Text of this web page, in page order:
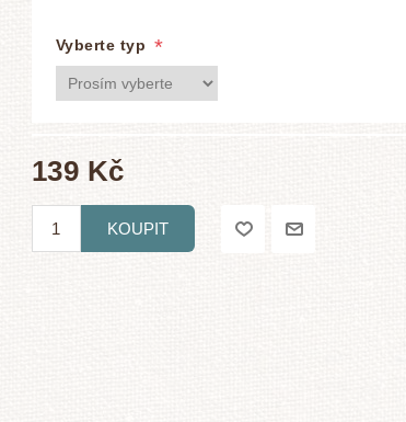
Vyberte typ *
139 Kč
KOUPIT